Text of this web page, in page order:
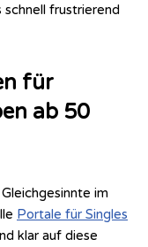
frustrierend
für
ab 50
im
Portale für Singles
klar auf diese